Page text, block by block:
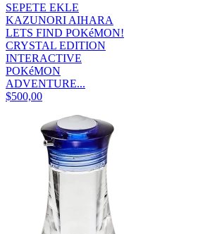
SEPETE EKLE
KAZUNORI AIHARA
LETS FIND POKéMON!
CRYSTAL EDITION
INTERACTIVE
POKéMON
ADVENTURE...
$500,00